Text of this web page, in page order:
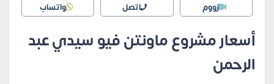
زووم اتصل واتساب
أسعار مشروع ماونتن فيو سيدي عبد
الرحمن